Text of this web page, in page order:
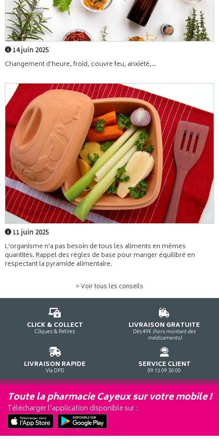
14 juin 2025
Changement d’heure, froid, couvre feu, anxiété,...
11 juin 2025
L'organisme n'a pas besoin de tous les aliments en mêmes
quantités. Rappel des règles de base pour manger équilibré en
respectant la pyramide alimentaire.
> Voir tous les conseils
CLICK & COLLECT
Cliquez & Retirez
LIVRAISON GRATUITE
Dès 49€ (hors montant des
médicaments)
LIVRAISON RAPIDE
Via DPD
SERVICE CLIENT
09 72 09 30 00
Toute la pharmacie Cayeux sur votre mobile !
Télécharger l’application disponible sur :